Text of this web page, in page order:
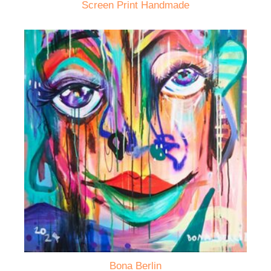
Screen Print Handmade
Bona Berlin